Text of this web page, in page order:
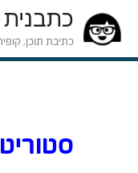
כתבנית
כתיבת תוכן,